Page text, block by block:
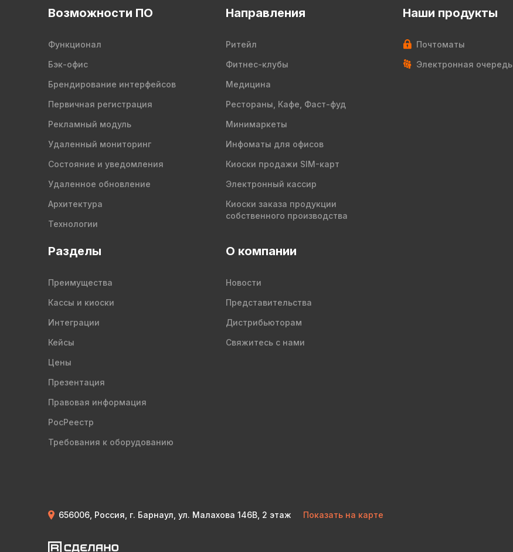
Возможности ПО
Функционал
Бэк-офис
Брендирование интерфейсов
Первичная регистрация
Рекламный модуль
Удаленный мониторинг
Состояние и уведомления
Удаленное обновление
Архитектура
Технологии
Направления
Ритейл
Фитнес-клубы
Медицина
Рестораны, Кафе, Фаст-фуд
Минимаркеты
Инфоматы для офисов
Киоски продажи SIM-карт
Электронный кассир
Киоски заказа продукции
собственного производства
Наши продукты
Почтоматы
Электронная очередь
Разделы
Преимущества
Кассы и киоски
Интеграции
Кейсы
Цены
Презентация
Правовая информация
РосРеестр
Требования к оборудованию
О компании
Новости
Представительства
Дистрибьюторам
Свяжитесь с нами
656006, Россия, г. Барнаул, ул. Малахова 146В, 2 этаж Показать на карте